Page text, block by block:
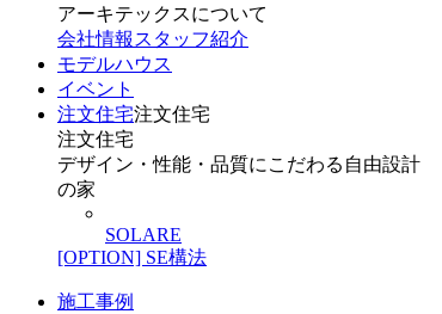
アーキテックスについて
会社情報 スタッフ紹介
モデルハウス
イベント
注文住宅注文住宅
注文住宅
デザイン・性能・品質にこだわる自由設計
の家
SOLARE
[OPTION] SE構法
施工事例